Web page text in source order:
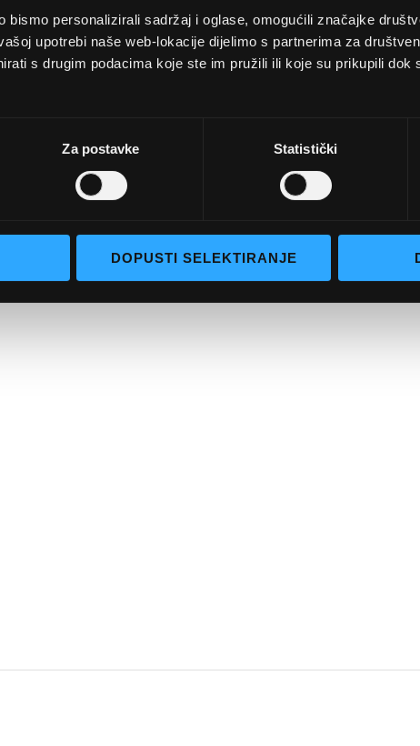
bismo personalizirali sadržaj i oglase, omogućili značajke
upotrebi naše web-lokacije dijelimo s partnerima za
s drugim podacima koje ste im pružili ili koje su prikupili dok
Za postavke Statistički
DOPUSTI SELEKTIRANJE
selection
UVJETI KUPNJE
Opći uvjeti poslovanja
Napredno pretraživanje
Narudžbe i povrati